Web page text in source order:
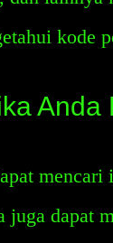
kode
Anda
mencari
dapat